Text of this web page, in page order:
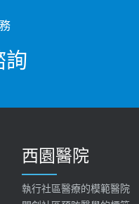
詢
西園醫院
執行社區醫療的模範醫院